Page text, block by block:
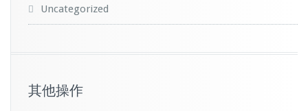
Uncategorized
其他操作